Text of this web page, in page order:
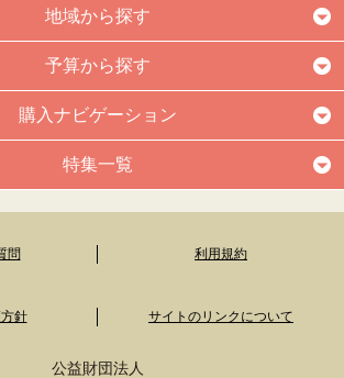
地域から探す
予算から探す
購入ナビゲーション
特集一覧
問 利用規約
針 サイトのリンクについて
公益財団法人